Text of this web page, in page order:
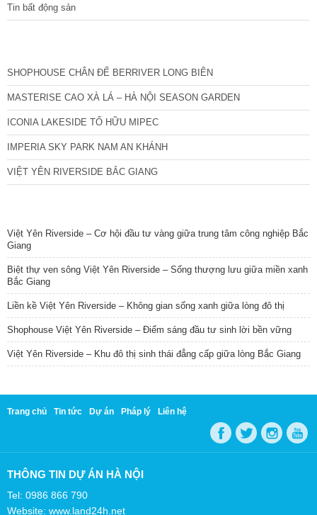
Tin bất động sản
SHOPHOUSE CHÂN ĐẾ BERRIVER LONG BIÊN
MASTERISE CAO XÀ LÁ – HÀ NỘI SEASON GARDEN
ICONIA LAKESIDE TỐ HỮU MIPEC
IMPERIA SKY PARK NAM AN KHÁNH
VIỆT YÊN RIVERSIDE BẮC GIANG
Việt Yên Riverside – Cơ hội đầu tư vàng giữa trung tâm công nghiệp Bắc
Giang
Biệt thự ven sông Việt Yên Riverside – Sống thượng lưu giữa miền xanh
Bắc Giang
Liền kề Việt Yên Riverside – Không gian sống xanh giữa lòng đô thị
Shophouse Việt Yên Riverside – Điểm sáng đầu tư sinh lời bền vững
Việt Yên Riverside – Khu đô thị sinh thái đẳng cấp giữa lòng Bắc Giang
Trang chủ Tin tức Dự án Pháp lý Liên hệ
THÔNG TIN DỰ ÁN HÀ NỘI
Tel: 0986 866 790
Website: www.land24h.net